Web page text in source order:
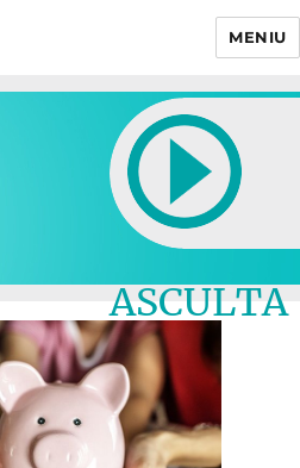
MENIU
ASCULTA
LIVE